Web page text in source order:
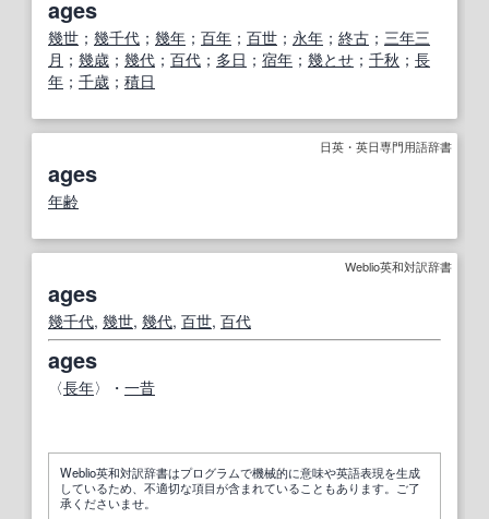
ages
幾世 ； 幾千代 ； 幾年 ； 百年 ； 百世 ； 永年 ； 終古 ； 三年三
月 ； 幾歳 ； 幾代 ； 百代 ； 多日 ； 宿年 ； 幾とせ ； 千秋 ； 長
年 ； 千歳 ； 積日
日英・英日専門用語辞書
ages
年齢
Weblio英和対訳辞書
ages
幾千代, 幾世, 幾代, 百世, 百代
ages
〈長年〉・ 一昔
Weblio英和対訳辞書はプログラムで機械的に意味や英語表現を生成
しているため、不適切な項目が含まれていることもあります。ご了
承くださいませ。